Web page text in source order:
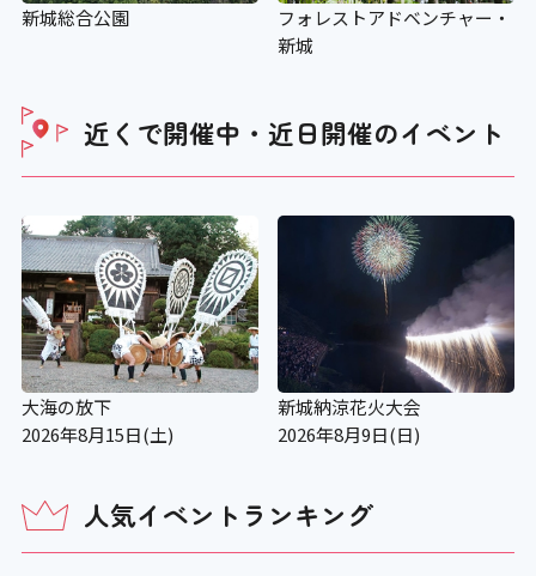
新城総合公園
フォレストアドベンチャー・
新城
近くで開催中・近日開催のイベント
大海の放下
2026年8月15日(土)
新城納涼花火大会
2026年8月9日(日)
人気イベントランキング